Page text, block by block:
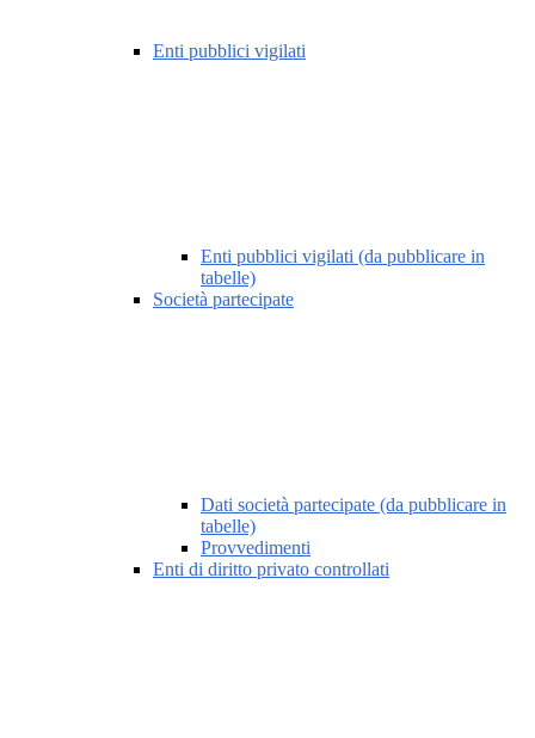
Enti pubblici vigilati
Enti pubblici vigilati (da pubblicare in
tabelle)
Società partecipate
Dati società partecipate (da pubblicare in
tabelle)
Provvedimenti
Enti di diritto privato controllati